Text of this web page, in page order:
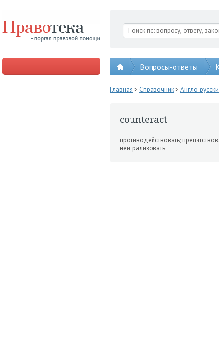
Вопросы-ответы
Главная > Справочник> Англо-
counteract
противодействовать;
нейтрализовать